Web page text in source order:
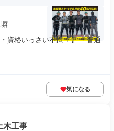
資格いっさい不問！】 ・普通
気になる
木工事